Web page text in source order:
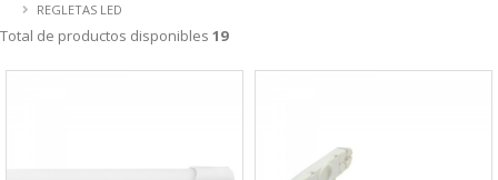
REGLETAS LED
Total de productos disponibles 19